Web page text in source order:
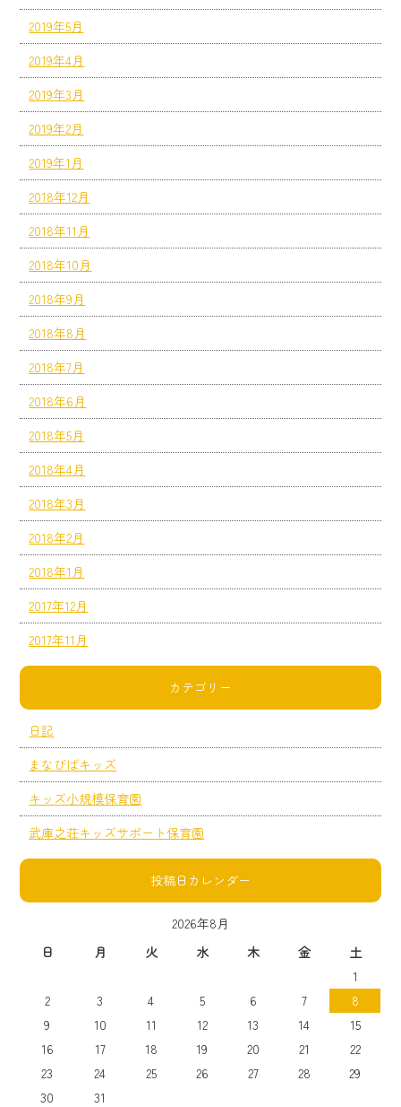
2019年5月
2019年4月
2019年3月
2019年2月
2019年1月
2018年12月
2018年11月
2018年10月
2018年9月
2018年8月
2018年7月
2018年6月
2018年5月
2018年4月
2018年3月
2018年2月
2018年1月
2017年12月
2017年11月
カテゴリー
日記
まなびばキッズ
キッズ小規模保育園
武庫之荘キッズサポート保育園
投稿日カレンダー
2026年8月
日
月 火 水 木 金
土
1
2
3 4 5 6 7
8
9
10 11 12 13 14
15
16
17 18 19 20 21
22
23
24 25 26 27 28
29
30
31